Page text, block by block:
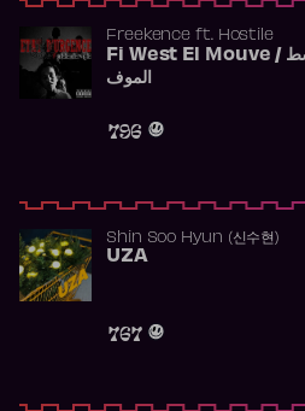
Freekence ft. Hostile
Fi West El Mouve / في وسط
الموف
796
Shin Soo Hyun (신수현)
UZA
767